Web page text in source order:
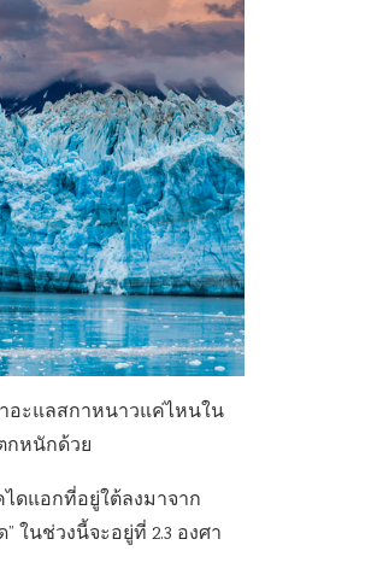
อะแลสกาหนาวแค่ไหนใน
กหนักด้วย
ดแอกที่อยู่ใต้ลงมาจาก
ในช่วงนี้จะอยู่ที่ 2.3 องศา